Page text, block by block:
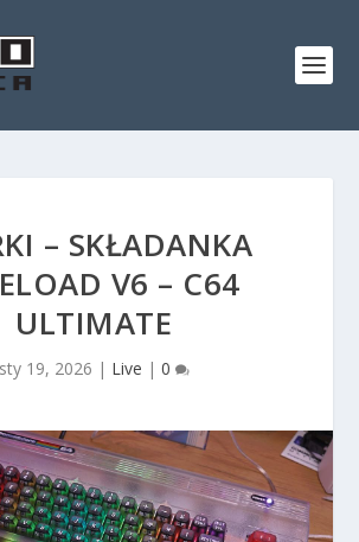
– SKŁADANKA
V6 – C64
ULTIMATE
sty 19, 2026 | Live | 0